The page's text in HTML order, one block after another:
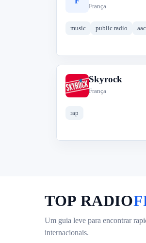
França
music public radio aac
S
Skyrock
França
rap
TOP RADIO
Um guia leve para encontrar
internacionais.